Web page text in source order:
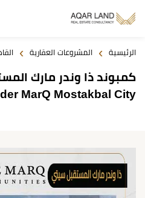
الرئيسية › المشروعات العقارية ›
MarQ Mostakbal City